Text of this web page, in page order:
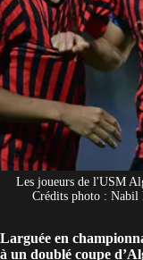
Les joueurs de l'USM
Crédits photo : Nabil
Larguée en
à un doublé coupe